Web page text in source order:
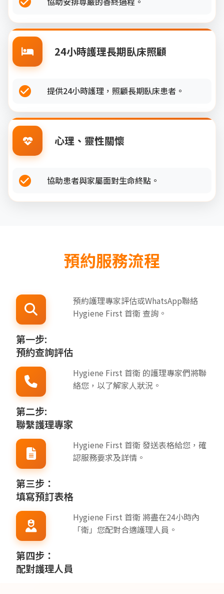
24小時護理長期臥床照顧
提供24小時護理，照顧長期臥床患者。
心理、靈性關懷
協助患者與家屬面對生命終點。
預約服務流程
第一步:
預約查詢評估
預約護理專家評估或WhatsApp聯絡
Hygiene First 首衛 查詢。
第二步:
聯繫護理專家
Hygiene First 首衛 的護理專家們將聯
絡您，以了解家人狀況。
第三步：
填寫預訂表格
Hygiene First 首衛 發送表格給您，確
認服務要求及詳情。
第四步：
配對護理人員
Hygiene First 首衛 將盡在24小時內
「衛」您配對合適護理人員。